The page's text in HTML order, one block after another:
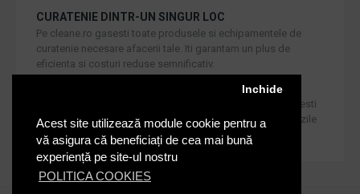
Acest site utilizează module cookie pentru a
vă asigura că beneficiați de cea mai bună
experiență pe site-ul nostru
POLITICA COOKIES
Inchide
CURATENIE DINTR-UN SINGUR LOC
Pe cleane.ro gasesti toate produsele si echipamentele de
curatenie necesare afacerii tale. Iti garantam un plus de
eficienta si costuri reduse semnificativ.
Iti oferim produse de cea mai inalta calitate, dar daca doresti
inlocuirea sau returnarea lor, noi asiguram returul in 30 de zile
de la achizitie catre consumatori.